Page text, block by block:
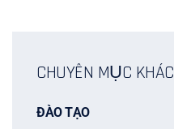
CHUYÊN MỤC KHÁC
ĐÀO TẠO